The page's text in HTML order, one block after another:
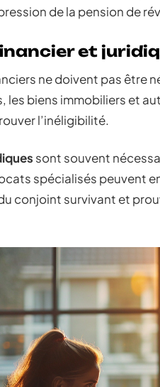
de la pension de
et
ne doivent pas être
les biens immobiliers et
l’inéligibilité.
sont souvent
spécialisés peuvent
conjoint survivant et